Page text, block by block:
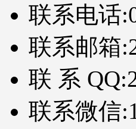
联系电话:
联系邮箱:
联 系 QQ:
联系微信: